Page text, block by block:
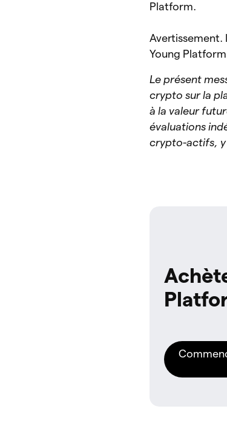
Platform.
Avertissement.
Young
Le présent
crypto sur la
à la valeur
évaluations
crypto-actifs, y